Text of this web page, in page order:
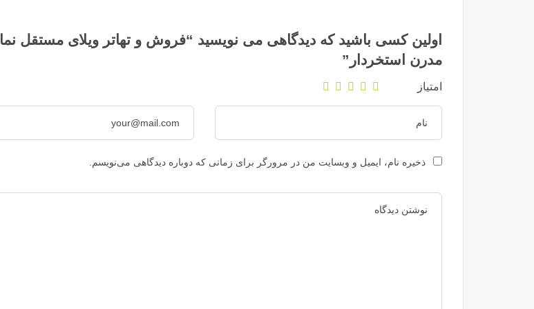
اولین کسی باشید که دیدگاهی می نویسید “فروش و تهاتر ویلای مستقل نما
مدرن استخردار”
امتیاز
ذخیره نام، ایمیل و وبسایت من در مرورگر برای زمانی که دوباره دیدگاهی می‌نویسم.